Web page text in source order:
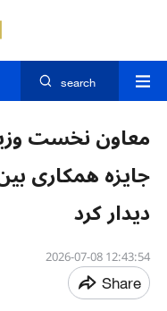
search
معاون نخست
جایزه همکاری
دیدار کرد
12:43:54 2026-07-08
Share